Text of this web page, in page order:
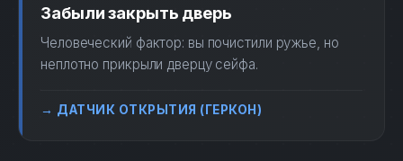
Забыли закрыть дверь
Человеческий фактор: вы почистили ружье, но
неплотно прикрыли дверцу сейфа.
→ ДАТЧИК ОТКРЫТИЯ (ГЕРКОН)